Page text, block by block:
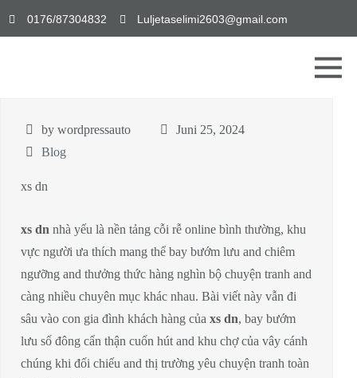
0176/87304832 Luljetaselimi2603@gmail.com
by wordpressauto
Juni 25, 2024
Blog
xs dn
xs dn nhà yếu là nền tảng cỗi rễ online bình thường, khu
vực người ưa thích mang thể bay bướm lưu and chiêm
ngưỡng and thưởng thức hàng nghìn bộ chuyện tranh and
càng nhiều chuyên mục khác nhau. Bài viết này vẫn đi
sâu vào con gia đình khách hàng của xs dn, bay bướm
lưu số đông cẩn thận cuốn hút and khu chợ của vây cánh
chúng khi đối chiếu and thị trường yêu chuyện tranh toàn